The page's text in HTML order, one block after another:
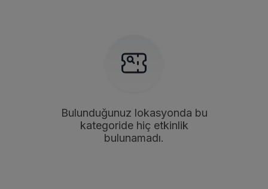
Bulunduğunuz lokasyonda bu
kategoride hiç etkinlik
bulunamadı.